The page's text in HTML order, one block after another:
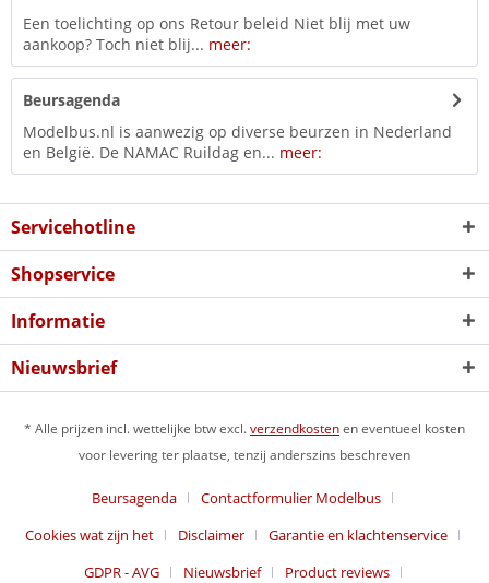
Een toelichting op ons Retour beleid Niet blij met uw
aankoop? Toch niet blij... meer:
Beursagenda
Modelbus.nl is aanwezig op diverse beurzen in Nederland
en België. De NAMAC Ruildag en... meer:
Servicehotline
Shopservice
Informatie
Nieuwsbrief
* Alle prijzen incl. wettelijke btw excl.verzendkostenen eventueel kosten
voor levering ter plaatse, tenzij anderszins beschreven
Beursagenda
Contactformulier Modelbus
Cookies wat zijn het
Disclaimer
Garantie en klachtenservice
GDPR - AVG
Nieuwsbrief
Product reviews